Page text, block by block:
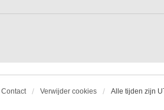
Contact Verwijder cookies Alle tijden zijn